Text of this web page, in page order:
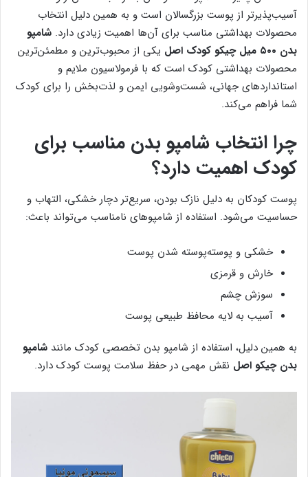
آسیب‌پذیرتر از پوست بزرگسالان است و به همین دلیل انتخاب
محصولات بهداشتی مناسب برای آن‌ها اهمیت زیادی دارد. شامپو
بدن ۵۰۰ میل چیکو کودک اصل
یکی از محبوب‌ترین و مطمئن‌ترین
محصولات بهداشتی کودک است که با فرمولاسیون ملایم و
استانداردهای جهانی، شست‌وشویی ایمن و لذت‌بخش را برای کودک
شما فراهم می‌کند.
چرا انتخاب شامپو بدن مناسب برای
کودک اهمیت دارد؟
پوست کودکان به دلیل نازک بودن، سریع‌تر دچار خشکی، التهاب و
حساسیت می‌شود. استفاده از شامپوهای نامناسب می‌تواند باعث:
خشکی و پوسته‌پوسته شدن پوست
خارش و قرمزی
سوزش چشم
آسیب به لایه محافظ طبیعی پوست
به همین دلیل، استفاده از شامپو بدن تخصصی کودک مانند شامپو
بدن چیکو اصل نقش مهمی در حفظ سلامت پوست کودک دارد.